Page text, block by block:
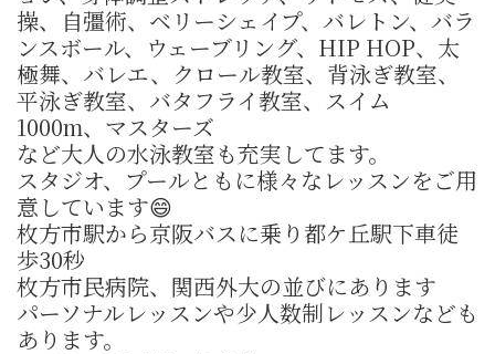
操、自彊術、ベリーシェイプ、バレトン、バラ
ンスボール、ウェーブリング、HIP HOP、太
極舞、バレエ、クロール教室、背泳ぎ教室、
平泳ぎ教室、バタフライ教室、スイム
1000m、マスターズ
など大人の水泳教室も充実してます。
スタジオ、プールともに様々なレッスンをご用
意しています😄
枚方市駅から京阪バスに乗り都ケ丘駅下車徒
歩30秒
枚方市民病院、関西外大の並びにあります
パーソナルレッスンや少人数制レッスンなども
あります。